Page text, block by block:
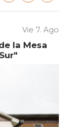
Vie 7. Ago
la Mesa